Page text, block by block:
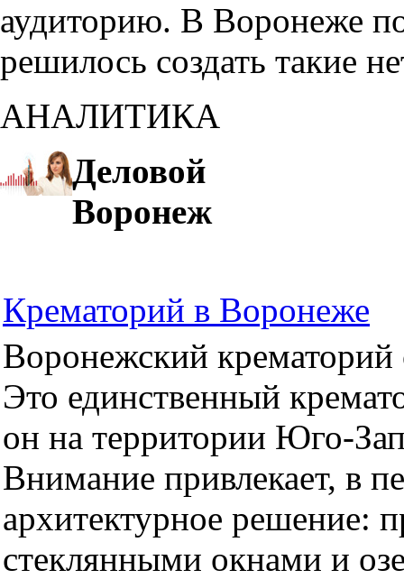
аудиторию. В Воронеже
решилось создать такие
АНАЛИТИКА
Деловой
Воронеж
Крематорий в Воронеже
Воронежский крематорий
Это единственный
он на территории Юго-
Внимание привлекает, в
архитектурное решение:
стеклянными окнами и